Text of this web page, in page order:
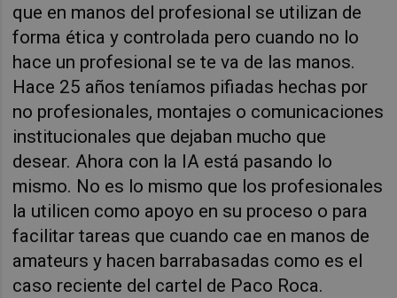
que en manos del profesional se utilizan de
forma ética y controlada pero cuando no lo
hace un profesional se te va de las manos.
Hace 25 años teníamos pifiadas hechas por
no profesionales, montajes o comunicaciones
institucionales que dejaban mucho que
desear. Ahora con la IA está pasando lo
mismo. No es lo mismo que los profesionales
la utilicen como apoyo en su proceso o para
facilitar tareas que cuando cae en manos de
amateurs y hacen barrabasadas como es el
caso reciente del cartel de Paco Roca.